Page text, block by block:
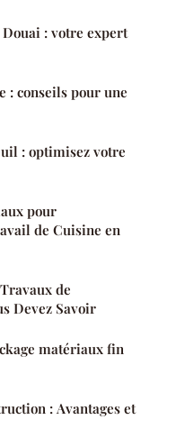
: votre expert
: conseils pour une
: optimisez votre
pour
de Cuisine en
de
Devez Savoir
matériaux fin
: Avantages et